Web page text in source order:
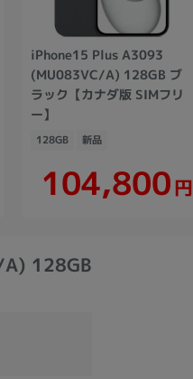
iPhone15 Plus A3093
(MU083VC/A) 128GB ブ
ラック【カナダ版 SIMフリ
ー】
128GB 新品
104,800円
A) 128GB